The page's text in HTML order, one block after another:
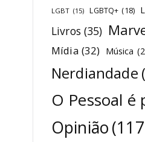
LGBT (15) LGBTQ+ (18)
Livros (35)
Mídia (32) Música
Nerdiandade
O Pessoal é
Opinião